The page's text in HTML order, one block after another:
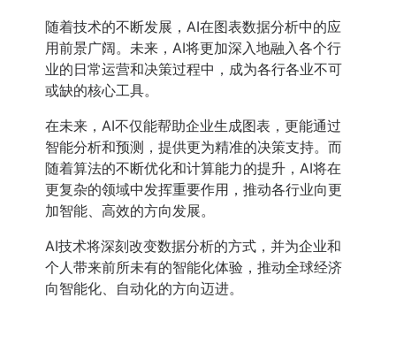
随着技术的不断发展，AI在图表数据分析中的应
用前景广阔。未来，AI将更加深入地融入各个行
业的日常运营和决策过程中，成为各行各业不可
或缺的核心工具。
在未来，AI不仅能帮助企业生成图表，更能通过
智能分析和预测，提供更为精准的决策支持。而
随着算法的不断优化和计算能力的提升，AI将在
更复杂的领域中发挥重要作用，推动各行业向更
加智能、高效的方向发展。
AI技术将深刻改变数据分析的方式，并为企业和
个人带来前所未有的智能化体验，推动全球经济
向智能化、自动化的方向迈进。